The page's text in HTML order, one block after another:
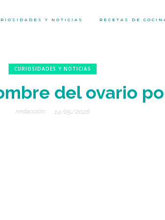
Y NOTICIAS RECETAS DE
CURIOSIDADES Y NOTICIAS
del ovario
redacción 14/05/2026